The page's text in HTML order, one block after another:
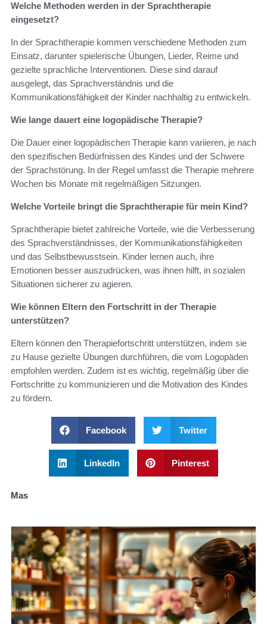
Welche Methoden werden in der Sprachtherapie
eingesetzt?
In der Sprachtherapie kommen verschiedene Methoden zum
Einsatz, darunter spielerische Übungen, Lieder, Reime und
gezielte sprachliche Interventionen. Diese sind darauf
ausgelegt, das Sprachverständnis und die
Kommunikationsfähigkeit der Kinder nachhaltig zu entwickeln.
Wie lange dauert eine logopädische Therapie?
Die Dauer einer logopädischen Therapie kann variieren, je nach
den spezifischen Bedürfnissen des Kindes und der Schwere
der Sprachstörung. In der Regel umfasst die Therapie mehrere
Wochen bis Monate mit regelmäßigen Sitzungen.
Welche Vorteile bringt die Sprachtherapie für mein Kind?
Sprachtherapie bietet zahlreiche Vorteile, wie die Verbesserung
des Sprachverständnisses, der Kommunikationsfähigkeiten
und das Selbstbewusstsein. Kinder lernen auch, ihre
Emotionen besser auszudrücken, was ihnen hilft, in sozialen
Situationen sicherer zu agieren.
Wie können Eltern den Fortschritt in der Therapie
unterstützen?
Eltern können den Therapiefortschritt unterstützen, indem sie
zu Hause gezielte Übungen durchführen, die vom Logopäden
empfohlen werden. Zudem ist es wichtig, regelmäßig über die
Fortschritte zu kommunizieren und die Motivation des Kindes
zu fördern.
Facebook Twitter
LinkedIn Pinterest
Mas